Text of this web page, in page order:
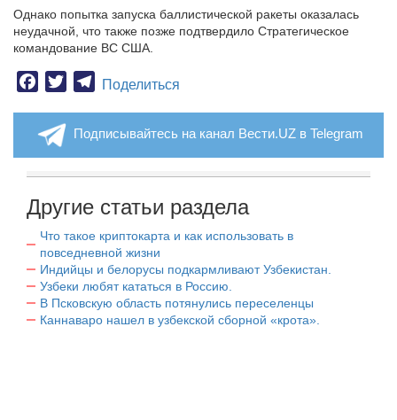
Однако попытка запуска баллистической ракеты оказалась
неудачной, что также позже подтвердило Стратегическое
командование ВС США.
Facebook
TwitterTelegram
Поделиться
Подписывайтесь на канал Вести.UZ в Telegram
Другие статьи раздела
Что такое криптокарта и как использовать в
повседневной жизни
Индийцы и белорусы подкармливают Узбекистан.
Узбеки любят кататься в Россию.
В Псковскую область потянулись переселенцы
Каннаваро нашел в узбекской сборной «крота».